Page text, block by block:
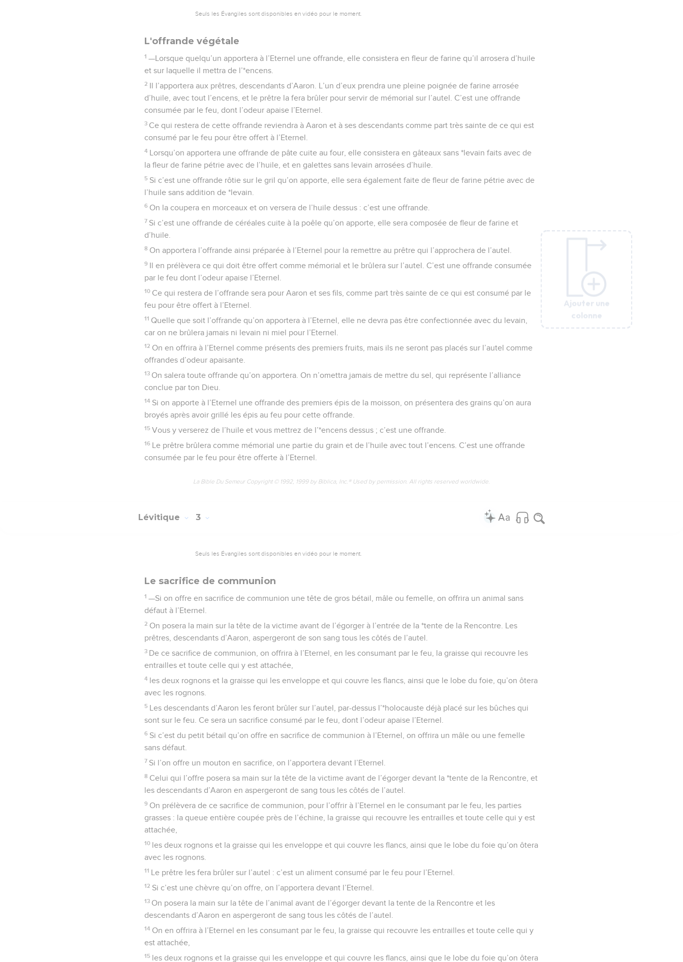
Ajouter une
colonne
Seuls les Évangiles sont disponibles en vidéo pour le moment.
L'offrande végétale
1 —Lorsque quelqu’un apportera à l’Eternel une offrande, elle consistera en fleur de farine qu’il arrosera d’huile
et sur laquelle il mettra de l’*encens.
2 Il l’apportera aux prêtres, descendants d’Aaron. L’un d’eux prendra une pleine poignée de farine arrosée
d’huile, avec tout l’encens, et le prêtre la fera brûler pour servir de mémorial sur l’autel. C’est une offrande
consumée par le feu, dont l’odeur apaise l’Eternel.
3 Ce qui restera de cette offrande reviendra à Aaron et à ses descendants comme part très sainte de ce qui est
consumé par le feu pour être offert à l’Eternel.
4 Lorsqu’on apportera une offrande de pâte cuite au four, elle consistera en gâteaux sans *levain faits avec de
la fleur de farine pétrie avec de l’huile, et en galettes sans levain arrosées d’huile.
5 Si c’est une offrande rôtie sur le gril qu’on apporte, elle sera également faite de fleur de farine pétrie avec de
l’huile sans addition de *levain.
6 On la coupera en morceaux et on versera de l’huile dessus : c’est une offrande.
7 Si c’est une offrande de céréales cuite à la poêle qu’on apporte, elle sera composée de fleur de farine et
d’huile.
8 On apportera l’offrande ainsi préparée à l’Eternel pour la remettre au prêtre qui l’approchera de l’autel.
9 Il en prélèvera ce qui doit être offert comme mémorial et le brûlera sur l’autel. C’est une offrande consumée
par le feu dont l’odeur apaise l’Eternel.
10 Ce qui restera de l’offrande sera pour Aaron et ses fils, comme part très sainte de ce qui est consumé par le
feu pour être offert à l’Eternel.
11 Quelle que soit l’offrande qu’on apportera à l’Eternel, elle ne devra pas être confectionnée avec du levain,
car on ne brûlera jamais ni levain ni miel pour l’Eternel.
12 On en offrira à l’Eternel comme présents des premiers fruits, mais ils ne seront pas placés sur l’autel comme
offrandes d’odeur apaisante.
13 On salera toute offrande qu’on apportera. On n’omettra jamais de mettre du sel, qui représente l’alliance
conclue par ton Dieu.
14 Si on apporte à l’Eternel une offrande des premiers épis de la moisson, on présentera des grains qu’on aura
broyés après avoir grillé les épis au feu pour cette offrande.
15 Vous y verserez de l’huile et vous mettrez de l’*encens dessus ; c’est une offrande.
16 Le prêtre brûlera comme mémorial une partie du grain et de l’huile avec tout l’encens. C’est une offrande
consumée par le feu pour être offerte à l’Eternel.
La Bible Du Semeur Copyright © 1992, 1999 by Biblica, Inc.® Used by permission. All rights reserved worldwide.
Ajouter une
colonne
Lévitique 3
Seuls les Évangiles sont disponibles en vidéo pour le moment.
Le sacrifice de communion
1 —Si on offre en sacrifice de communion une tête de gros bétail, mâle ou femelle, on offrira un animal sans
défaut à l’Eternel.
2 On posera la main sur la tête de la victime avant de l’égorger à l’entrée de la *tente de la Rencontre. Les
prêtres, descendants d’Aaron, aspergeront de son sang tous les côtés de l’autel.
3 De ce sacrifice de communion, on offrira à l’Eternel, en les consumant par le feu, la graisse qui recouvre les
entrailles et toute celle qui y est attachée,
4 les deux rognons et la graisse qui les enveloppe et qui couvre les flancs, ainsi que le lobe du foie, qu’on ôtera
avec les rognons.
5 Les descendants d’Aaron les feront brûler sur l’autel, par-dessus l’*holocauste déjà placé sur les bûches qui
sont sur le feu. Ce sera un sacrifice consumé par le feu, dont l’odeur apaise l’Eternel.
6 Si c’est du petit bétail qu’on offre en sacrifice de communion à l’Eternel, on offrira un mâle ou une femelle
sans défaut.
7 Si l’on offre un mouton en sacrifice, on l’apportera devant l’Eternel.
8 Celui qui l’offre posera sa main sur la tête de la victime avant de l’égorger devant la *tente de la Rencontre, et
les descendants d’Aaron en aspergeront de sang tous les côtés de l’autel.
9 On prélèvera de ce sacrifice de communion, pour l’offrir à l’Eternel en le consumant par le feu, les parties
grasses : la queue entière coupée près de l’échine, la graisse qui recouvre les entrailles et toute celle qui y est
attachée,
10 les deux rognons et la graisse qui les enveloppe et qui couvre les flancs, ainsi que le lobe du foie qu’on ôtera
avec les rognons.
11 Le prêtre les fera brûler sur l’autel : c’est un aliment consumé par le feu pour l’Eternel.
12 Si c’est une chèvre qu’on offre, on l’apportera devant l’Eternel.
13 On posera la main sur la tête de l’animal avant de l’égorger devant la tente de la Rencontre et les
descendants d’Aaron en aspergeront de sang tous les côtés de l’autel.
14 On en offrira à l’Eternel en les consumant par le feu, la graisse qui recouvre les entrailles et toute celle qui y
est attachée,
15 les deux rognons et la graisse qui les enveloppe et qui couvre les flancs, ainsi que le lobe du foie qu’on ôtera
Ajouter une
colonne
Ajouter une
colonne
Ajouter une
colonne